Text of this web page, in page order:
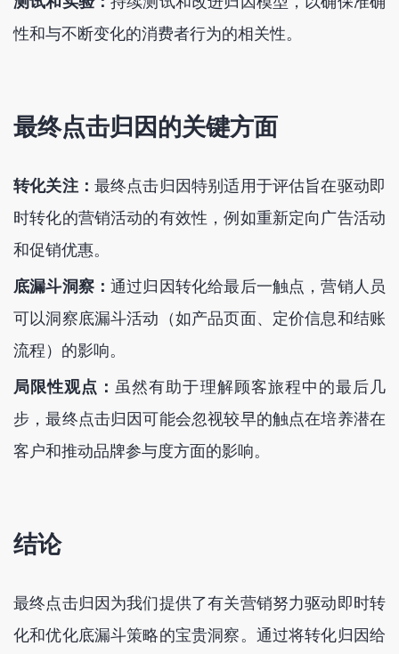
性和与不断变化的消费者行为的相关性。
最终点击归因的关键方面
转化关注： 最终点击归因特别适用于评估旨在驱动即
时转化的营销活动的有效性，例如重新定向广告活动
和促销优惠。
底漏斗洞察：通过归因转化给最后一触点，营销人员
可以洞察底漏斗活动（如产品页面、定价信息和结账
流程）的影响。
局限性观点：虽然有助于理解顾客旅程中的最后几
步，最终点击归因可能会忽视较早的触点在培养潜在
客户和推动品牌参与度方面的影响。
结论
最终点击归因为我们提供了有关营销努力驱动即时转
化和优化底漏斗策略的宝贵洞察。通过将转化归因给